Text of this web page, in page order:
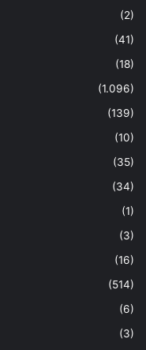
(2)
(41)
(18)
(1.096)
(139)
(10)
(35)
(34)
(1)
(3)
(16)
(514)
(6)
(3)